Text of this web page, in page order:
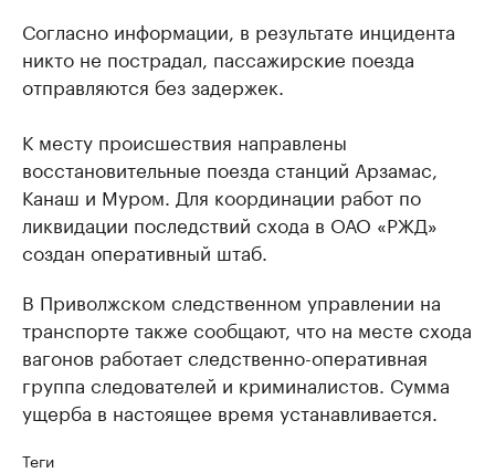
Согласно информации, в результате инцидента
никто не пострадал, пассажирские поезда
отправляются без задержек.
К месту происшествия направлены
восстановительные поезда станций Арзамас,
Канаш и Муром. Для координации работ по
ликвидации последствий схода в ОАО «РЖД»
создан оперативный штаб.
В Приволжском следственном управлении на
транспорте также сообщают, что на месте схода
вагонов работает следственно-оперативная
группа следователей и криминалистов. Сумма
ущерба в настоящее время устанавливается.
Теги